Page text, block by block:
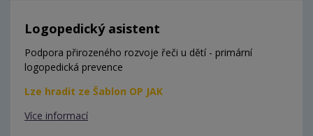
Logopedický asistent
Podpora přirozeného rozvoje řeči u dětí - primární
logopedická prevence
Lze hradit ze Šablon OP JAK
Více informací